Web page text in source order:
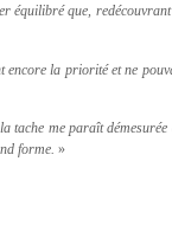
que,
la priorité et ne
tache me paraît
forme. »